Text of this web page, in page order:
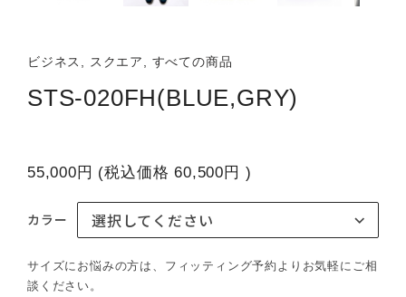
ビジネス, スクエア, すべての商品
STS-020FH(BLUE,GRY)
55,000円 (税込価格60,500円 )
カラー
サイズにお悩みの方は、フィッティング予約よりお気軽にご相
談ください。